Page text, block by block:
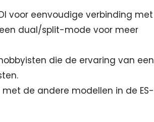
voor eenvoudige verbinding met
dual/split-mode voor meer
die de ervaring van een
de andere modellen in de ES-